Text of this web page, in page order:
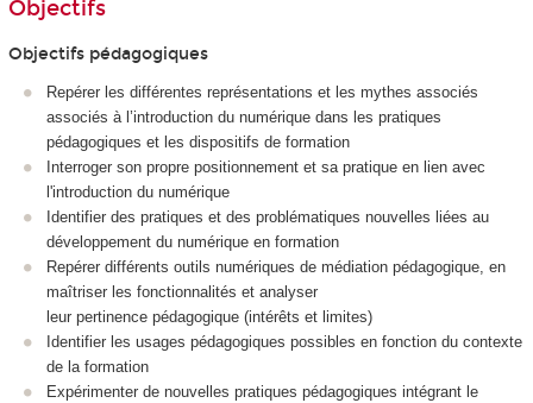
Objectifs
Objectifs pédagogiques
Repérer les différentes représentations et les mythes associés
associés à l’introduction du numérique dans les pratiques
pédagogiques et les dispositifs de formation
Interroger son propre positionnement et sa pratique en lien avec
l'introduction du numérique
Identifier des pratiques et des problématiques nouvelles liées au
développement du numérique en formation
Repérer différents outils numériques de médiation pédagogique, en
maîtriser les fonctionnalités et analyser
leur pertinence pédagogique (intérêts et limites)
Identifier les usages pédagogiques possibles en fonction du contexte
de la formation
Expérimenter de nouvelles pratiques pédagogiques intégrant le